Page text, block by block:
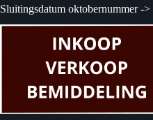
Sluitingsdatum oktobernummer ->